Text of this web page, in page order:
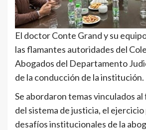
El doctor Conte Grand y su
las flamantes autoridades del
Abogados del Departamento
de la conducción de la institución.
Se abordaron temas vinculados
del sistema de justicia, el
desafíos institucionales de la